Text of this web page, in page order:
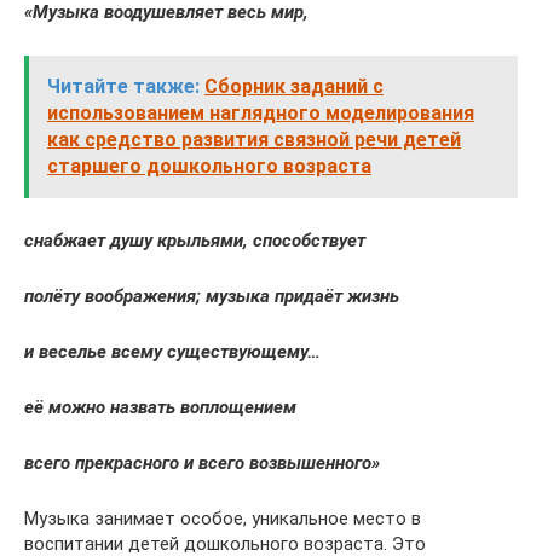
«Музыка воодушевляет весь мир,
Читайте также: Сборник заданий с
использованием наглядного моделирования
как средство развития связной речи детей
старшего дошкольного возраста
снабжает душу крыльями, способствует
полёту воображения; музыка придаёт жизнь
и веселье всему существующему…
её можно назвать воплощением
всего прекрасного и всего возвышенного»
Музыка занимает особое, уникальное место в
воспитании детей дошкольного возраста. Это